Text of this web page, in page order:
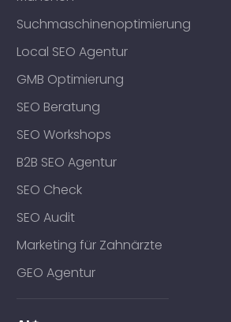
Suchmaschinenoptimierung
Local SEO Agentur
GMB Optimierung
SEO Beratung
SEO Workshops
B2B SEO Agentur
SEO Check
SEO Audit
Marketing für Zahnärzte
GEO Agentur